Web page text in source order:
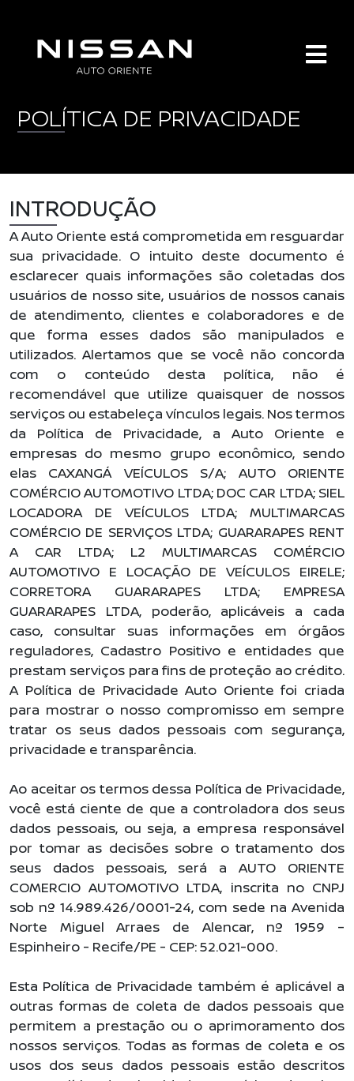
content
POLÍTICA DE PRIVACIDADE
INTRODUÇÃO
A Auto Oriente está comprometida em resguardar
sua privacidade. O intuito deste documento é
esclarecer quais informações são coletadas dos
usuários de nosso site, usuários de nossos canais
de atendimento, clientes e colaboradores e de
que forma esses dados são manipulados e
utilizados. Alertamos que se você não concorda
com o conteúdo desta política, não é
recomendável que utilize quaisquer de nossos
serviços ou estabeleça vínculos legais. Nos termos
da Política de Privacidade, a Auto Oriente e
empresas do mesmo grupo econômico, sendo
elas CAXANGÁ VEÍCULOS S/A; AUTO ORIENTE
COMÉRCIO AUTOMOTIVO LTDA; DOC CAR LTDA; SIEL
LOCADORA DE VEÍCULOS LTDA; MULTIMARCAS
COMÉRCIO DE SERVIÇOS LTDA; GUARARAPES RENT
A CAR LTDA; L2 MULTIMARCAS COMÉRCIO
AUTOMOTIVO E LOCAÇÃO DE VEÍCULOS EIRELE;
CORRETORA GUARARAPES LTDA; EMPRESA
GUARARAPES LTDA, poderão, aplicáveis a cada
caso, consultar suas informações em órgãos
reguladores, Cadastro Positivo e entidades que
prestam serviços para fins de proteção ao crédito.
A Política de Privacidade Auto Oriente foi criada
para mostrar o nosso compromisso em sempre
tratar os seus dados pessoais com segurança,
privacidade e transparência.
Ao aceitar os termos dessa Política de Privacidade,
você está ciente de que a controladora dos seus
dados pessoais, ou seja, a empresa responsável
por tomar as decisões sobre o tratamento dos
seus dados pessoais, será a AUTO ORIENTE
COMERCIO AUTOMOTIVO LTDA, inscrita no CNPJ
sob nº 14.989.426/0001-24, com sede na Avenida
Norte Miguel Arraes de Alencar, nº 1959 –
Espinheiro - Recife/PE - CEP: 52.021-000.
Esta Política de Privacidade também é aplicável a
outras formas de coleta de dados pessoais que
permitem a prestação ou o aprimoramento dos
nossos serviços. Todas as formas de coleta e os
usos dos seus dados pessoais estão descritos